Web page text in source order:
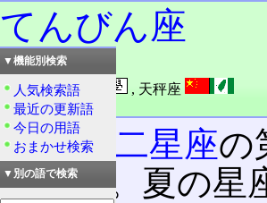
てんびん座
読み：てんびんざ
外語：Lib: Libra , 天秤座
品詞：固有名詞
黄道十二星座の
である。夏の星
▼機能別検索
人気検索語
最近の更新語
今日の用語
おまかせ検索
▼別の語で検索